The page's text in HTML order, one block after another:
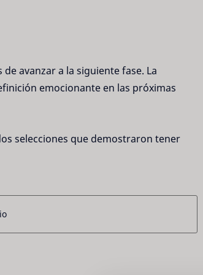
avanzar a la siguiente fase. La
emocionante en las próximas
selecciones que demostraron tener